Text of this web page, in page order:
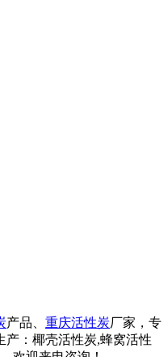
产品、 重庆活性炭厂家，专
产：椰壳活性炭,蜂窝活性